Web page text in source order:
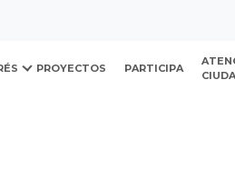
PROYECTOS PARTICIPA